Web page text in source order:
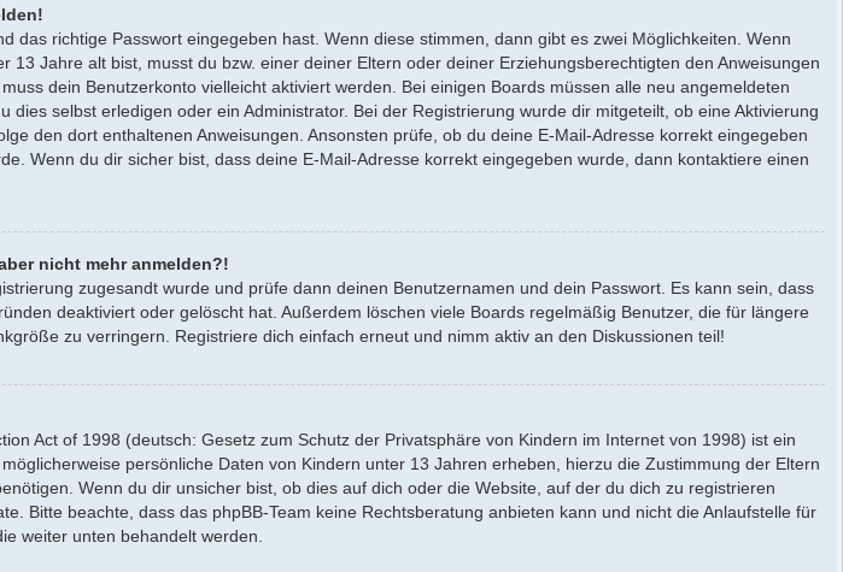
das richtige Passwort eingegeben hast. Wenn diese stimmen, dann gibt es zwei Möglichkeiten. Wenn
Jahre alt bist, musst du bzw. einer deiner Eltern oder deiner Erziehungsberechtigten den Anweisungen
dein Benutzerkonto vielleicht aktiviert werden. Bei einigen Boards müssen alle neu angemeldeten
dies selbst erledigen oder ein Administrator. Bei der Registrierung wurde dir mitgeteilt, ob eine Aktivierung
den dort enthaltenen Anweisungen. Ansonsten prüfe, ob du deine E-Mail-Adresse korrekt eingegeben
Wenn du dir sicher bist, dass deine E-Mail-Adresse korrekt eingegeben wurde, dann kontaktiere einen
nicht mehr anmelden?!
zugesandt wurde und prüfe dann deinen Benutzernamen und dein Passwort. Es kann sein, dass
deaktiviert oder gelöscht hat. Außerdem löschen viele Boards regelmäßig Benutzer, die für längere
zu verringern. Registriere dich einfach erneut und nimm aktiv an den Diskussionen teil!
Act of 1998 (deutsch: Gesetz zum Schutz der Privatsphäre von Kindern im Internet von 1998) ist ein
persönliche Daten von Kindern unter 13 Jahren erheben, hierzu die Zustimmung der Eltern
Wenn du dir unsicher bist, ob dies auf dich oder die Website, auf der du dich zu registrieren
Bitte beachte, dass das phpBB-Team keine Rechtsberatung anbieten kann und nicht die Anlaufstelle für
weiter unten behandelt werden.